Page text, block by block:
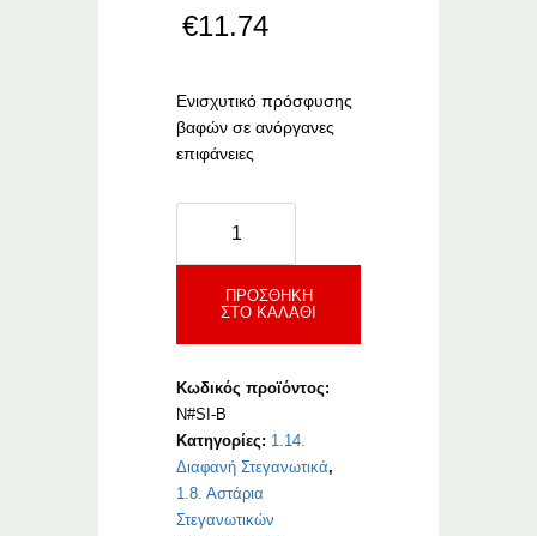
€11.74
Ενισχυτικό πρόσφυσης
βαφών σε ανόργανες
επιφάνειες
ποσότητα
ΠΡΟΣΘΉΚΗ
ΣΤΟ ΚΑΛΆΘΙ
Κωδικός προϊόντος:
N#SI-B
Κατηγορίες: 1.14.
Διαφανή Στεγανωτικά,
1.8. Αστάρια
Στεγανωτικών